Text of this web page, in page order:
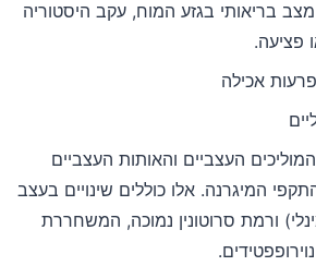
מצב בריאותי בגזע המוח, עקב היסטוריה
פציעה.
אכילה
העצביים והאותות העצביים
המיגרנה. אלו כוללים שינויים בעצב
ורמת סרוטונין נמוכה, המשחררת